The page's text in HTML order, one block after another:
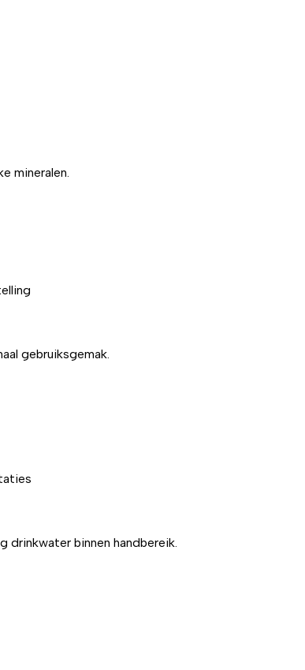
mineralen.
gebruiksgemak.
binnen handbereik.